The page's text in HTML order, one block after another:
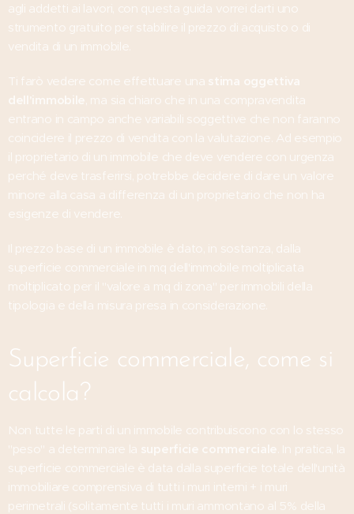
agli addetti ai lavori, con questa guida vorrei darti uno
strumento gratuito per stabilire il prezzo di acquisto o di
vendita di un immobile.
Ti farò vedere come effettuare una stima oggettiva
dell'immobile, ma sia chiaro che in una compravendita
entrano in campo anche variabili soggettive che non faranno
coincidere il prezzo di vendita con la valutazione. Ad esempio
il proprietario di un immobile che deve vendere con urgenza
perché deve trasferirsi, potrebbe decidere di dare un valore
minore alla casa a differenza di un proprietario che non ha
esigenze di vendere.
Il prezzo base di un immobile è dato, in sostanza, dalla
superficie commerciale in mq dell'immobile moltiplicata
moltiplicato per il "valore a mq di zona" per immobili della
tipologia e della misura presa in considerazione.
Superficie commerciale, come si
calcola?
Non tutte le parti di un immobile contribuiscono con lo stesso
"peso" a determinare la superficie commerciale . In pratica, la
superficie commerciale è data dalla superficie totale dell'unità
immobiliare comprensiva di tutti i muri interni + i muri
perimetrali (solitamente tutti i muri ammontano al 5% della